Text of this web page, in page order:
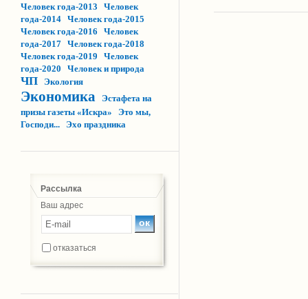
Человек года-2013
Человек
года-2014 Человек года-2015
Человек года-2016
Человек
года-2017 Человек года-2018
Человек года-2019
Человек
года-2020
Человек и природа
ЧП Экология
Экономика
Эстафета на
призы газеты «Искра»
Это мы,
Господи...
Эхо праздника
Рассылка
Ваш адрес
отказаться